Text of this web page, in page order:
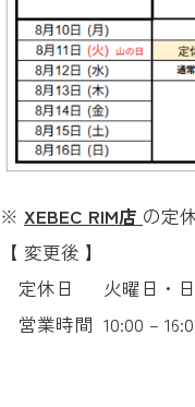
※ XEBEC RIM店 の定
【 変更後 】
定休日 火曜日・日
営業時間 10:00 –